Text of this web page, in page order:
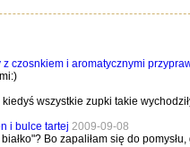
czosnkiem i aromatycznymi
wszystkie zupki takie
i bulce tartej 2009-09-08
Bo zapaliłam się do